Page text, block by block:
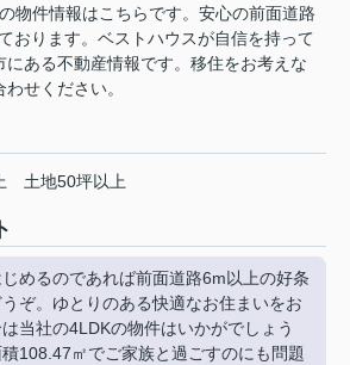
物件情報はこちらです。安心の前面道路
おります。ベストハウスが自信を持って
ある不動産情報です。移住をお考えな
せください。
土地50坪以上
めるのであれば前面道路6m以上の好条
ぞ。ゆとりのある快適なお住まいをお
当社の4LDKの物件はいかがでしょう
108.47㎡でご家族と過ごすのにも問題